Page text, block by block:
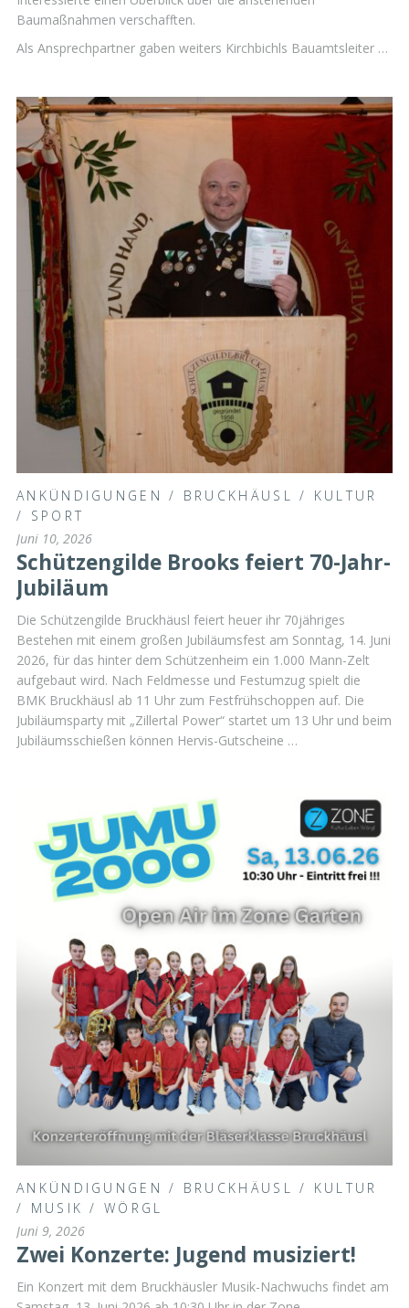
Baumaßnahmen verschafften.
Als Ansprechpartner gaben weiters Kirchbichls Bauamtsleiter …
ANKÜNDIGUNGEN / BRUCKHÄUSL / KULTUR
/ SPORT
Juni 10, 2026
Schützengilde Brooks feiert 70-Jahr-
Jubiläum
Die Schützengilde Bruckhäusl feiert heuer ihr 70jähriges
Bestehen mit einem großen Jubiläumsfest am Sonntag, 14. Juni
2026, für das hinter dem Schützenheim ein 1.000 Mann-Zelt
aufgebaut wird. Nach Feldmesse und Festumzug spielt die
BMK Bruckhäusl ab 11 Uhr zum Festfrühschoppen auf. Die
Jubiläumsparty mit „Zillertal Power“ startet um 13 Uhr und beim
Jubiläumsschießen können Hervis-Gutscheine …
ANKÜNDIGUNGEN / BRUCKHÄUSL / KULTUR
/ MUSIK /WÖRGL
Juni 9, 2026
Zwei Konzerte: Jugend musiziert!
Ein Konzert mit dem Bruckhäusler Musik-Nachwuchs findet am